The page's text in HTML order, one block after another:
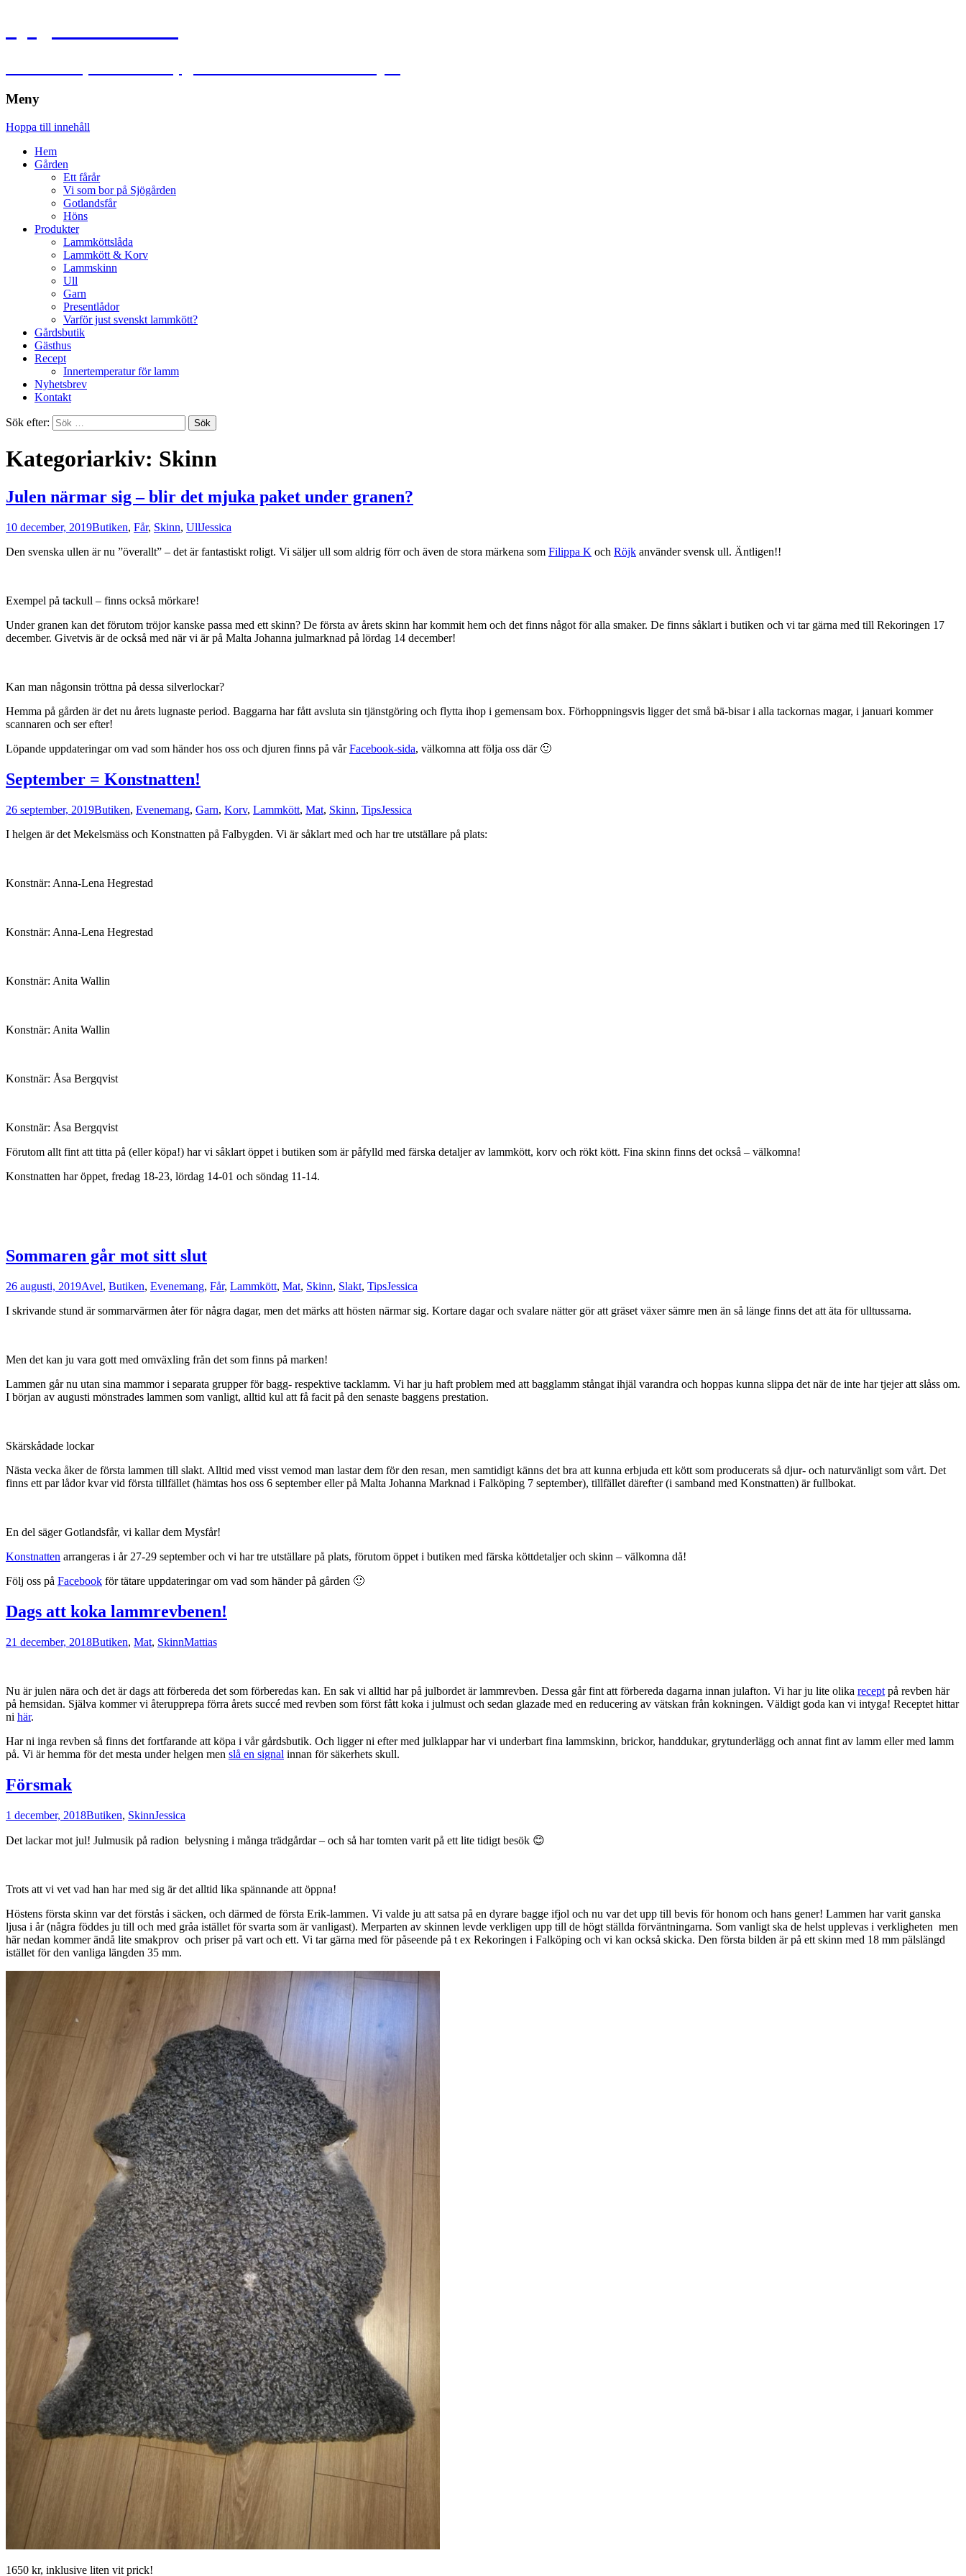
Meny
Hoppa till innehåll
Hem
Gården
Ett fårår
Vi som bor på Sjögården
Gotlandsfår
Höns
Produkter
Lammköttslåda
Lammkött & Korv
Lammskinn
Ull
Garn
Presentlådor
Varför just svenskt lammkött?
Gårdsbutik
Gästhus
Recept
Innertemperatur för lamm
Nyhetsbrev
Kontakt
Sök efter:
Kategoriarkiv: Skinn
Julen närmar sig – blir det mjuka paket under granen?
10 december, 2019Butiken, Får, Skinn, UllJessica
Den svenska ullen är nu ”överallt” – det är fantastiskt roligt. Vi säljer ull som aldrig förr och även de stora märkena som Filippa K och Röjk använder svensk ull. Äntligen!!
Exempel på tackull – finns också mörkare!
Under granen kan det förutom tröjor kanske passa med ett skinn? De första av årets skinn har kommit hem och det finns något för alla smaker. De finns såklart i butiken och vi tar gärna med till Rekoringen 17
december. Givetvis är de också med när vi är på Malta Johanna julmarknad på lördag 14 december!
Kan man någonsin tröttna på dessa silverlockar?
Hemma på gården är det nu årets lugnaste period. Baggarna har fått avsluta sin tjänstgöring och flytta ihop i gemensam box. Förhoppningsvis ligger det små bä-bisar i alla tackornas magar, i januari kommer
scannaren och ser efter!
Löpande uppdateringar om vad som händer hos oss och djuren finns på vårFacebook-sida, välkomna att följa oss där 🙂
September = Konstnatten!
26 september, 2019Butiken, Evenemang, Garn, Korv, Lammkött, Mat, Skinn, TipsJessica
I helgen är det Mekelsmäss och Konstnatten på Falbygden. Vi är såklart med och har tre utställare på plats:
Konstnär: Anna-Lena Hegrestad
Konstnär: Anna-Lena Hegrestad
Konstnär: Anita Wallin
Konstnär: Anita Wallin
Konstnär: Åsa Bergqvist
Konstnär: Åsa Bergqvist
Förutom allt fint att titta på (eller köpa!) har vi såklart öppet i butiken som är påfylld med färska detaljer av lammkött, korv och rökt kött. Fina skinn finns det också – välkomna!
Konstnatten har öppet, fredag 18-23, lördag 14-01 och söndag 11-14.
Sommaren går mot sitt slut
26 augusti, 2019Avel, Butiken, Evenemang, Får, Lammkött, Mat, Skinn, Slakt, TipsJessica
I skrivande stund är sommarvärmen åter för några dagar, men det märks att hösten närmar sig. Kortare dagar och svalare nätter gör att gräset växer sämre men än så länge finns det att äta för ulltussarna.
Men det kan ju vara gott med omväxling från det som finns på marken!
Lammen går nu utan sina mammor i separata grupper för bagg- respektive tacklamm. Vi har ju haft problem med att bagglamm stångat ihjäl varandra och hoppas kunna slippa det när de inte har tjejer att slåss om.
I början av augusti mönstrades lammen som vanligt, alltid kul att få facit på den senaste baggens prestation.
Skärskådade lockar
Nästa vecka åker de första lammen till slakt. Alltid med visst vemod man lastar dem för den resan, men samtidigt känns det bra att kunna erbjuda ett kött som producerats så djur- och naturvänligt som vårt. Det
finns ett par lådor kvar vid första tillfället (hämtas hos oss 6 september eller på Malta Johanna Marknad i Falköping 7 september), tillfället därefter (i samband med Konstnatten) är fullbokat.
En del säger Gotlandsfår, vi kallar dem Mysfår!
Konstnatten arrangeras i år 27-29 september och vi har tre utställare på plats, förutom öppet i butiken med färska köttdetaljer och skinn – välkomna då!
Följ oss på Facebook för tätare uppdateringar om vad som händer på gården 🙂
Dags att koka lammrevbenen!
21 december, 2018Butiken, Mat, SkinnMattias
Nu är julen nära och det är dags att förbereda det som förberedas kan. En sak vi alltid har på julbordet är lammrevben. Dessa går fint att förbereda dagarna innan julafton. Vi har ju lite olika recept på revben här
på hemsidan. Själva kommer vi återupprepa förra årets succé med revben som först fått koka i julmust och sedan glazade med en reducering av vätskan från kokningen. Väldigt goda kan vi intyga! Receptet hittar
ni här.
Har ni inga revben så finns det fortfarande att köpa i vår gårdsbutik. Och ligger ni efter med julklappar har vi underbart fina lammskinn, brickor, handdukar, grytunderlägg och annat fint av lamm eller med lamm
på. Vi är hemma för det mesta under helgen men slå en signal innan för säkerhets skull.
Försmak
1 december, 2018Butiken, SkinnJessica
Det lackar mot jul! Julmusik på radion belysning i många trädgårdar – och så har tomten varit på ett lite tidigt besök 😊
Trots att vi vet vad han har med sig är det alltid lika spännande att öppna!
Höstens första skinn var det förstås i säcken, och därmed de första Erik-lammen. Vi valde ju att satsa på en dyrare bagge ifjol och nu var det upp till bevis för honom och hans gener! Lammen har varit ganska
ljusa i år (några föddes ju till och med gråa istället för svarta som är vanligast). Merparten av skinnen levde verkligen upp till de högt ställda förväntningarna. Som vanligt ska de helst upplevas i verkligheten men
här nedan kommer ändå lite smakprov och priser på vart och ett. Vi tar gärna med för påseende på t ex Rekoringen i Falköping och vi kan också skicka. Den första bilden är på ett skinn med 18 mm pälslängd
istället för den vanliga längden 35 mm.
1650 kr, inklusive liten vit prick!